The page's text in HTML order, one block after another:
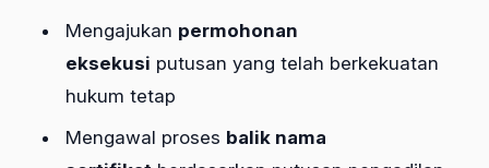
Mengajukan permohonan
eksekusi putusan yang telah berkekuatan
hukum tetap
Mengawal proses balik nama